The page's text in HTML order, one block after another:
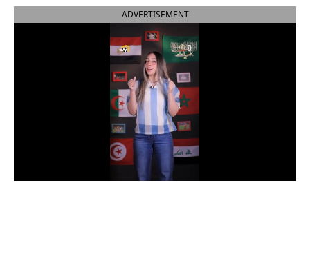
الدوري السعودي للمحترفين
ADVERTISEMENT